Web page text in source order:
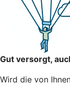
Gut versorgt,
Wird die von